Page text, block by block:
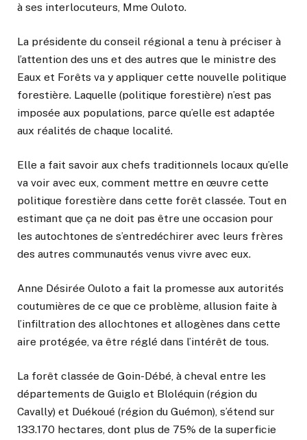
à ses interlocuteurs, Mme Ouloto.
La présidente du conseil régional a tenu à préciser à
l’attention des uns et des autres que le ministre des
Eaux et Forêts va y appliquer cette nouvelle politique
forestière. Laquelle (politique forestière) n’est pas
imposée aux populations, parce qu’elle est adaptée
aux réalités de chaque localité.
Elle a fait savoir aux chefs traditionnels locaux qu’elle
va voir avec eux, comment mettre en œuvre cette
politique forestière dans cette forêt classée. Tout en
estimant que ça ne doit pas être une occasion pour
les autochtones de s’entredéchirer avec leurs frères
des autres communautés venus vivre avec eux.
Anne Désirée Ouloto a fait la promesse aux autorités
coutumières de ce que ce problème, allusion faite à
l’infiltration des allochtones et allogènes dans cette
aire protégée, va être réglé dans l’intérêt de tous.
La forêt classée de Goin-Débé, à cheval entre les
départements de Guiglo et Bloléquin (région du
Cavally) et Duékoué (région du Guémon), s’étend sur
133.170 hectares, dont plus de 75% de la superficie